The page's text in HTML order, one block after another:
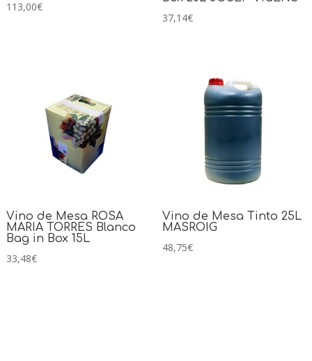
113,00€
37,14€
Vino de Mesa ROSA
MARIA TORRES Blanco
Bag in Box 15L
33,48€
Vino de Mesa Tinto 25L
MASROIG
48,75€